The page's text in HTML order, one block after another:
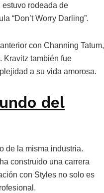
rodeada de
“Don’t Worry Darling”.
con Channing Tatum,
Kravitz también fue
a su vida amorosa.
del
de la misma industria.
construido una carrera
con Styles no solo es